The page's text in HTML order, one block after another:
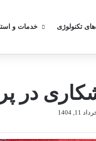
تکنولوژی خدمات و
در
11, 1404